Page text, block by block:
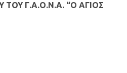
ΤΟΥ Γ.Α.Ο.Ν.Α. “Ο ΑΓΙΟΣ